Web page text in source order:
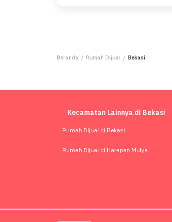
Beranda / Rumah Dijual / Bekasi
Kecamatan Lainnya di Bekasi
Rumah Dijual di Bekasi
Rumah Dijual di Harapan Mulya